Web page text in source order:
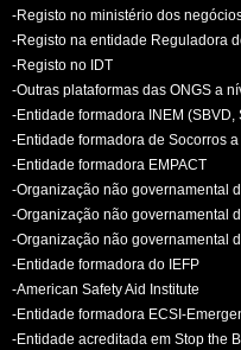
-Registo no ministério dos
-Registo na entidade Reguladora
-Registo no IDT
-Outras plataformas das ONGS a
-Entidade formadora INEM (SBVD,
-Entidade formadora de Socorros
-Entidade formadora EMPACT
-Organização não governamental
-Organização não governamental
-Organização não governamental
-Entidade formadora do IEFP
-American Safety Aid Institute
-Entidade formadora ECSI-
-Entidade acreditada em Stop the